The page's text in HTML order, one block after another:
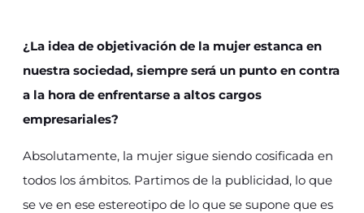
¿La idea de objetivación de la mujer estanca en
nuestra sociedad, siempre será un punto en contra
a la hora de enfrentarse a altos cargos
empresariales?
Absolutamente, la mujer sigue siendo cosificada en
todos los ámbitos. Partimos de la publicidad, lo que
se ve en ese estereotipo de lo que se supone que es